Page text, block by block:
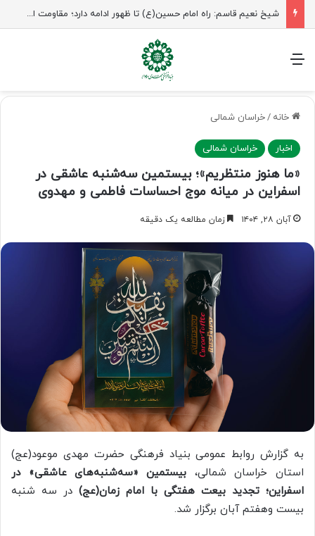
شیخ نعیم قاسم: راه امام حسین(ع) تا ظهور ادامه دارد؛ مقاومت از کربلا الهام می‌گیرد
منو
خانه /خراسان شمالی
اخبار خراسان شمالی
«ما هنوز منتظریم»؛ بیستمین سه‌شنبه عاشقی در
اسفراین در میانه موج احساسات فاطمی و مهدوی
آبان ۲۸, ۱۴۰۴ زمان مطالعه یک دقیقه
به گزارش روابط عمومی بنیاد فرهنگی حضرت مهدی موعود(عج)
استان خراسان شمالی، بیستمین «سه‌شنبه‌های عاشقی» در
اسفراین؛ تجدید بیعت هفتگی با امام زمان(عج) در سه شنبه
بیست وهفتم آبان برگزار شد.